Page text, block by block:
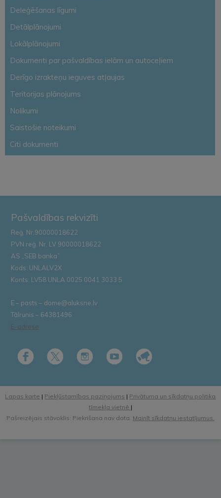
Deleģēšanas līgumi
Detālplānojumi
Lokālplānojumi
Dokumenti par pašvaldības ielām un autoceļiem
Derīgo izrakteņu ieguves atļaujas
Teritorijas plānojums
Nolikumi
Saistošie noteikumi
Citi dokumenti
Pašvaldības rekvizīti
Reģ. Nr.90000018622
PVN reģ. Nr. LV 90000018622
AS „SEB banka”
Kods: UNLALV2X
Konts: LV58 UNLA 0025 0041 3033 5
E – pasts – dome@aluksne.lv
Tālrunis – 64381496
E-adrese
Lapas karte | Piekļūstamības paziņojums | Privātuma un sīkdatņu politika
tīmekļa vietnē |
Pašreizējais stāvoklis: Piekrišana nav dota. Mainīt sīkdatņu iestatījumus.